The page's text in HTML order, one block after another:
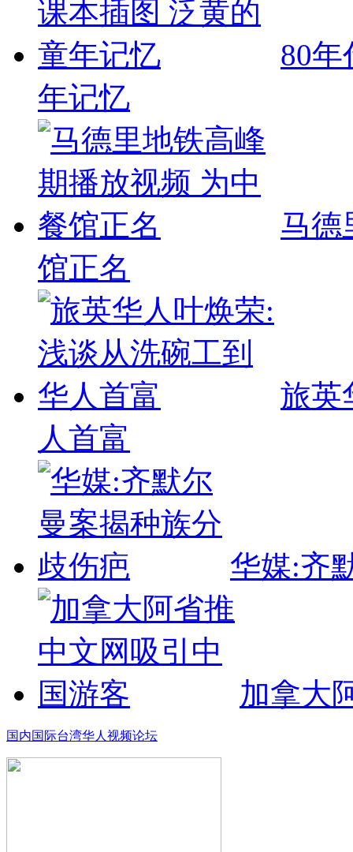
80
年记忆
马德
馆正名
旅英
人首富
华媒:齐
加拿大
国内国际台湾华人 视频论坛